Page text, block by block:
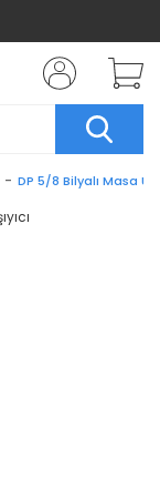
DP 5/8 Bilyalı Masa